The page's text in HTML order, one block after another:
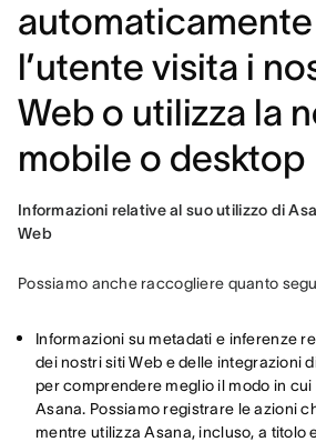
l’utente visita i
Web o utilizza la
mobile o desktop
Informazioni relative al suo utilizzo di
Web
Possiamo anche raccogliere quanto
Informazioni su metadati e inferenze
dei nostri siti Web e delle integrazioni
per comprendere meglio il modo in cui
Asana. Possiamo registrare le azioni
mentre utilizza Asana, incluso, a titolo